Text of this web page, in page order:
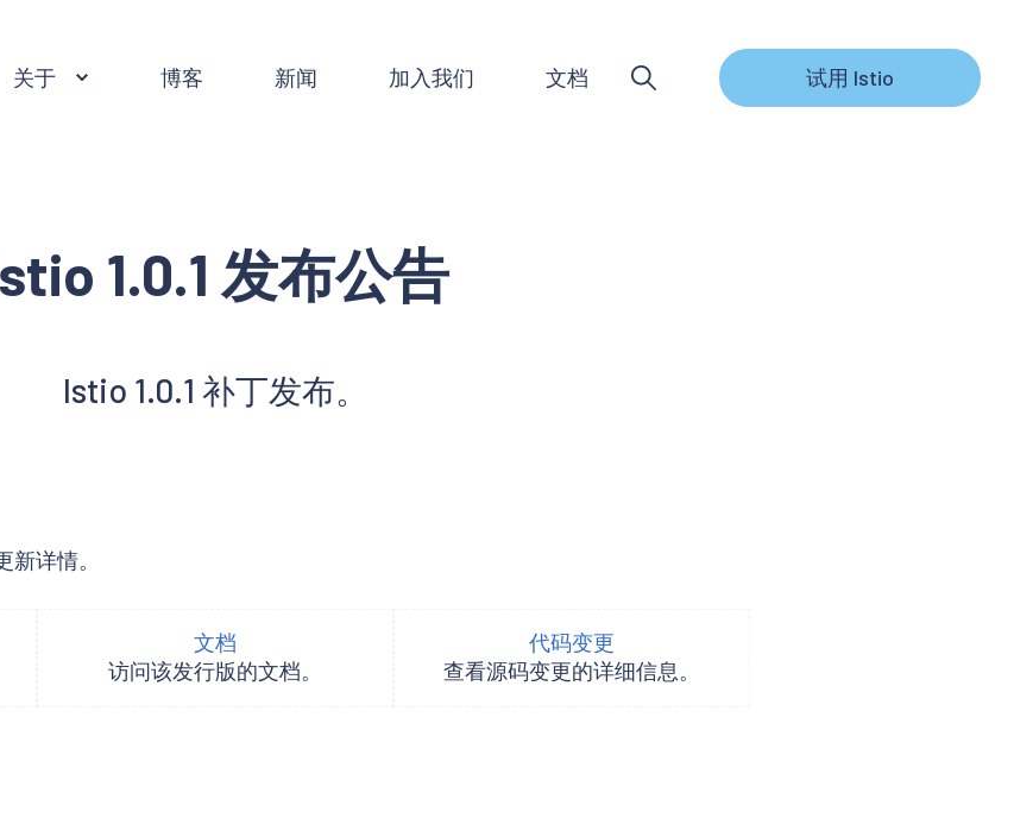
关于 博客 新闻 加入我们 文档 试用 Istio
1.0.1 发布公告
Istio 1.0.1 补丁发布。
详情。
文档
访问该发行版的文档。
代码变更
查看源码变更的详细信息。